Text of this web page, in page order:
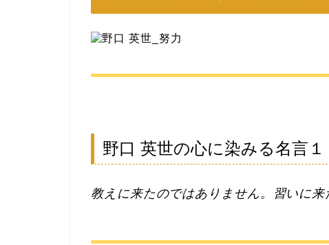
野口 英世の心に染みる名言１
教えに来たのではありません。習いに来